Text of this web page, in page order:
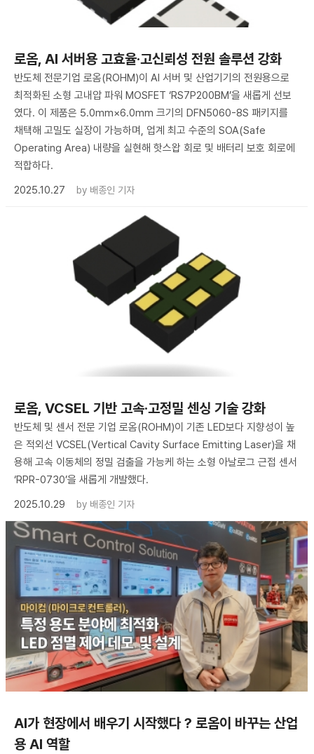
로옴, AI 서버용 고효율·고신뢰성 전원 솔루션 강화
반도체 전문기업 로옴(ROHM)이 AI 서버 및 산업기기의 전원용으로
최적화된 소형 고내압 파워 MOSFET ‘RS7P200BM’을 새롭게 선보
였다. 이 제품은 5.0mm×6.0mm 크기의 DFN5060-8S 패키지를
채택해 고밀도 실장이 가능하며, 업계 최고 수준의 SOA(Safe
Operating Area) 내량을 실현해 핫스왑 회로 및 배터리 보호 회로에
적합하다.
2025.10.27
by 배종인 기자
로옴, VCSEL 기반 고속·고정밀 센싱 기술 강화
반도체 및 센서 전문 기업 로옴(ROHM)이 기존 LED보다 지향성이 높
은 적외선 VCSEL(Vertical Cavity Surface Emitting Laser)을 채
용해 고속 이동체의 정밀 검출을 가능케 하는 소형 아날로그 근접 센서
‘RPR-0730’을 새롭게 개발했다.
2025.10.29
by 배종인 기자
AI가 현장에서 배우기 시작했다 ? 로옴이 바꾸는 산업
용 AI 역할